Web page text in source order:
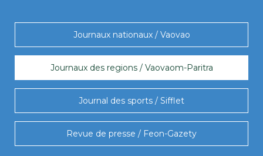
Journaux nationaux / Vaovao
Journaux des regions / Vaovaom-Paritra
Journal des sports / Sifflet
Revue de presse / Feon-Gazety